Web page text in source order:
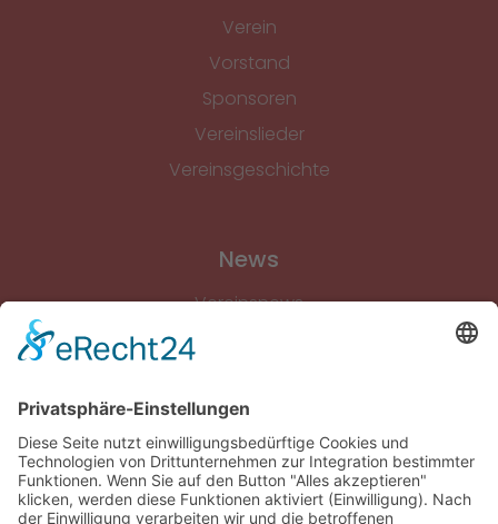
Verein
Vorstand
Sponsoren
Vereinslieder
Vereinsgeschichte
News
Vereinsnews
Gymnastik & Aerobic
Tischtennis
Footvolley